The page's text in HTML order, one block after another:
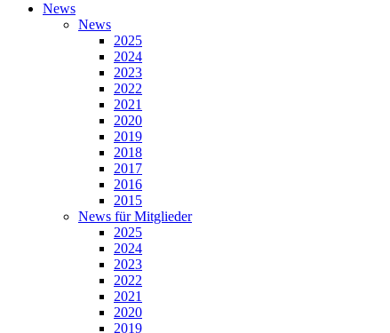
News
News
2025
2024
2023
2022
2021
2020
2019
2018
2017
2016
2015
News für Mitglieder
2025
2024
2023
2022
2021
2020
2019